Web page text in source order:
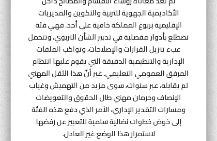
الأكاديمية الجهوية للتربية والتكوين والمديريات
الإقليمية بربوع المملكة خافية على أحد. فهي فئة
تضطلع بأدوار مفصلية في تدبير الشأن التربوي، وتتحمل
عبء تنزيل القرارات والإصلاحات، وتواكب الملفات
الإدارية والتنظيمية الدقيقة التي يقوم عليها انتظام
المرفق العمومي التعليمي. غير أنّ هذا الثقل المهني
لم يقابله، عبر سنوات، سوى مزيد من التهميش وغياب
الإنصاف وحرمان مهني طال الحقوق والتعويضات
ومسارات التقدير الإداري، الأمر الذي دفع هذه الفئة
إلى خوض خطوات نضالية سلمية للتعبير عن رفضها
لاستمرار هذا الوضع غير العادل.